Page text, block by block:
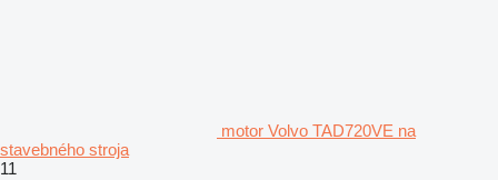
motor Volvo TAD720VE na
stavebného stroja
11